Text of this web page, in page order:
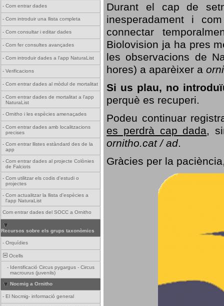
- Com entrar dades
- Com introduir una llista completa
- Com consultar i editar dades
- Com fer consultes avançades
- Com introduir dades a l'app NaturaList
- Verificacions
- Com entrar dades al mòdul de mortalitat
- Com entrar dades de mortalitat a l'app
NaturaList
- Ornitho i les espècies amenaçades
- Com entrar dades amb localitzacions
precises
- Com entrar llistes estàndard des de la
app
- Com entrar dades al projecte Colònies
de Falciots
- Com utilitzar els codis d'estudi o
projectes
- Com actualitzar la llista d'espècies a
l'app NaturaList
Com entrar dades del SOCC a Ornitho
Recursos sobre els grups taxonòmics
- Orquídies
Ocells
- Identificació Circus pygargus - Circus
macrourus (juvenils)
Nocmig a Ornitho
- El Nocmig- informació general
Durant el cap de
inesperadament i
connectar
Biolovision ja ha pres
les observacions de
hores) a aparèixer a
Si us plau, no
perquè es recuperi.
Podeu continuar
es perdrà cap dada,
ornitho.cat / ad.
Gràcies per la